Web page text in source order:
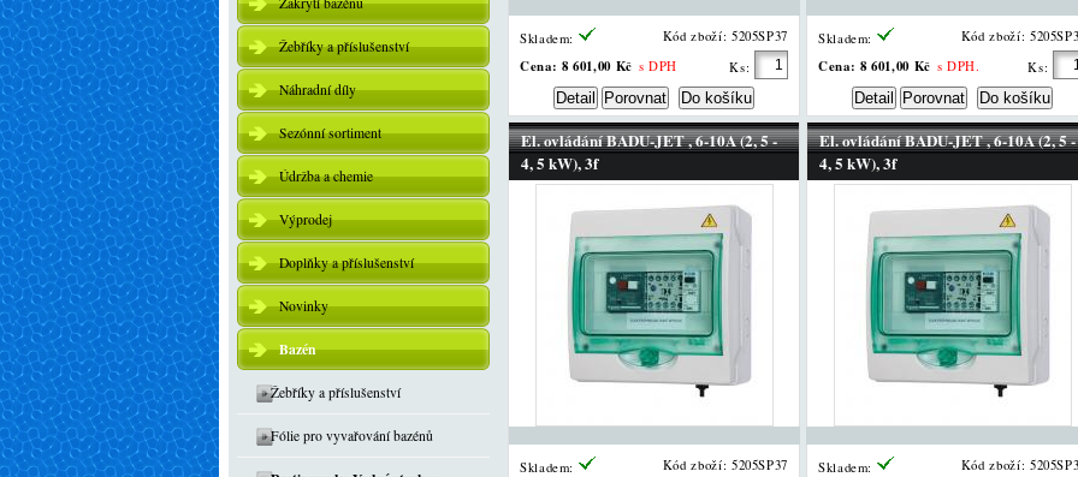
Žebříky a příslušenství
Náhradní díly
Sezónní sortiment
Údržba a chemie
Výprodej
Doplňky a příslušenství
Novinky
Bazén
Žebříky a příslušenství
Fólie pro vyvařování bazénů
Skladem: Kód zboží: 5205SP37
Cena: 8 601,00 Kč s DPH Ks:
Skladem: Kód zboží:
Cena: 8 601,00 Kč s DPH. Ks:
El. ovládání BADU-JET , 6-10A (2, 5 -
4, 5 kW), 3f
El. ovládání BADU-JET , 6-10A (2, 5 -
4, 5 kW), 3f
Skladem: Kód zboží: 5205SP37 Skladem: Kód zboží: